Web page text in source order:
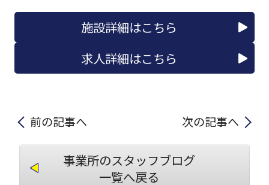
施設詳細はこちら
求人詳細はこちら
前の記事へ 次の記事へ
事業所のスタッフブログ
一覧へ戻る